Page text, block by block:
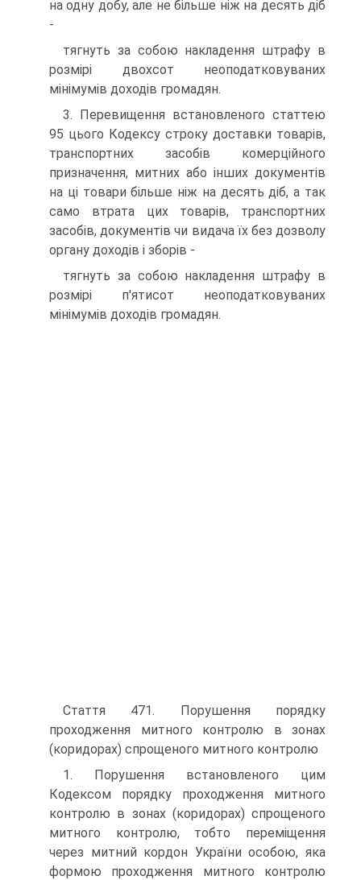
на одну добу, але не більше ніж на десять діб
-
тягнуть за собою накладення штрафу в
розмірі двохсот неоподатковуваних
мінімумів доходів громадян.
3. Перевищення встановленого статтею
95 цього Кодексу строку доставки товарів,
транспортних засобів комерційного
призначення, митних або інших документів
на ці товари більше ніж на десять діб, а так
само втрата цих товарів, транспортних
засобів, документів чи видача їх без дозволу
органу доходів і зборів -
тягнуть за собою накладення штрафу в
розмірі п'ятисот неоподатковуваних
мінімумів доходів громадян.
Стаття 471. Порушення порядку
проходження митного контролю в зонах
(коридорах) спрощеного митного контролю
1. Порушення встановленого цим
Кодексом порядку проходження митного
контролю в зонах (коридорах) спрощеного
митного контролю, тобто переміщення
через митний кордон України особою, яка
формою проходження митного контролю